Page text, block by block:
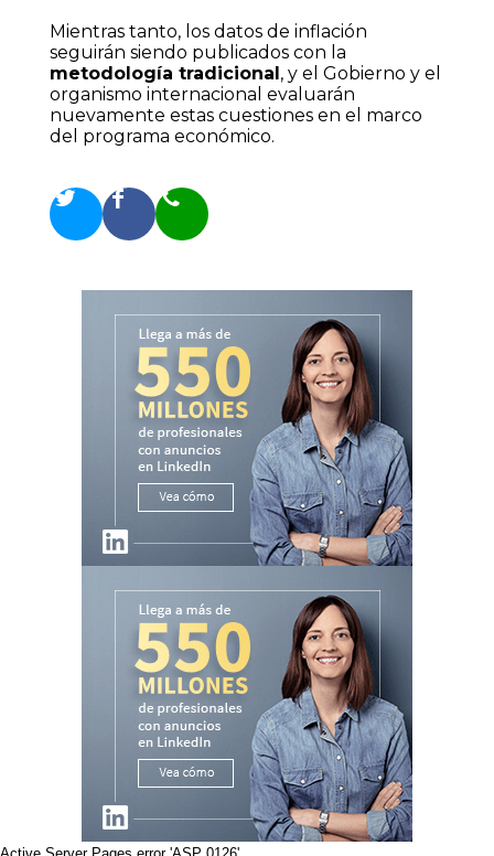
Mientras tanto, los datos de inflación
seguirán siendo publicados con la
metodología tradicional , y el Gobierno y el
organismo internacional evaluarán
nuevamente estas cuestiones en el marco
del programa económico.